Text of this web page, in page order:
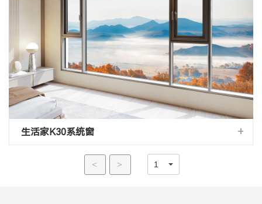
生活家K30系统窗 +
< >